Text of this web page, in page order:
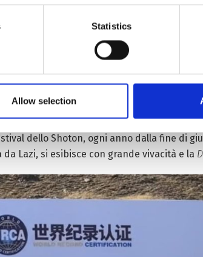
Statistics
Allow selection
Contea Lazi (o Lhatse) della città di
soprattutto sulle strade, nelle
dello Shoton, ogni anno dalla fine di
Lazi, si esibisce con grande vivacità e la